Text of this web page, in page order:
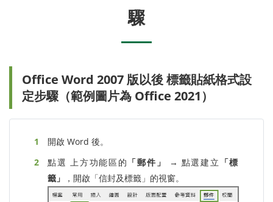
驟
Office Word 2007 版以後 標籤貼紙格式設
定步驟（範例圖片為 Office 2021）
開啟 Word 後。
點選 上方功能區的 「郵件」 → 點選建立 「標
籤」
，開啟「信封及標籤」的視窗。